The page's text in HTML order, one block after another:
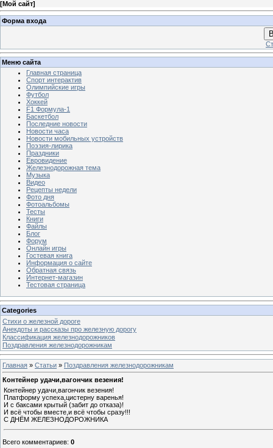
[Мой сайт]
Форма входа
Меню сайта
Главная страница
Спорт интерактив
Олимпийские игры
Футбол
Хоккей
F1 Формула-1
Баскетбол
Последние новости
Новости часа
Новости мобильных устройств
Поэзия-лирика
Праздники
Евровидение
Железнодорожная тема
Музыка
Видео
Рецепты недели
Фото дня
Фотоальбомы
Тесты
Книги
Файлы
Блог
Форум
Онлайн игры
Гостевая книга
Информация о сайте
Обратная связь
Интернет-магазин
Тестовая страница
Categories
Стихи о железной дороге
Анекдоты и рассказы про железную дорогу
Классификация железнодорожников
Поздравления железнодорожникам
Главная » Статьи » Поздравления железнодорожникам
Контейнер удачи,вагончик везения!
Контейнер удачи,вагончик везения!
Платформу успеха,цистерну варенья!
И с баксами крытый (забит до отказа)!
И всё чтобы вместе,и всё чтобы сразу!!!
С ДНЁМ ЖЕЛЕЗНОДОРОЖНИКА
Всего комментариев: 0